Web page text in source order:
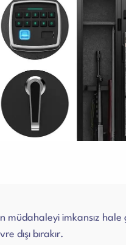
müdahaleyi imkansız
dışı bırakır.